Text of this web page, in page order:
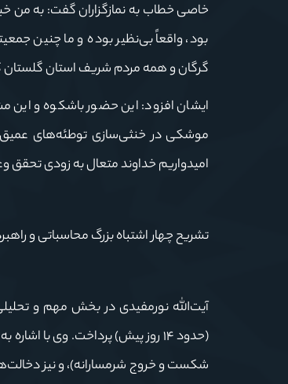
خاصی خطاب به نمازگزاران گفت: به من
بود، واقعاً بی‌نظیر بوده و ما چنین
گرگان و همه مردم شریف استان
ایشان افزود: این حضور باشکوه و این
موشکی در خنثی‌سازی توطئه‌های عمیق
امیدواریم خداوند متعال به زودی تحقق
تشریح چهار اشتباه بزرگ محاسباتی و
آیت‌الله نورمفیدی در بخش مهم و
شکست و خروج شرمسارانه)، و نیز